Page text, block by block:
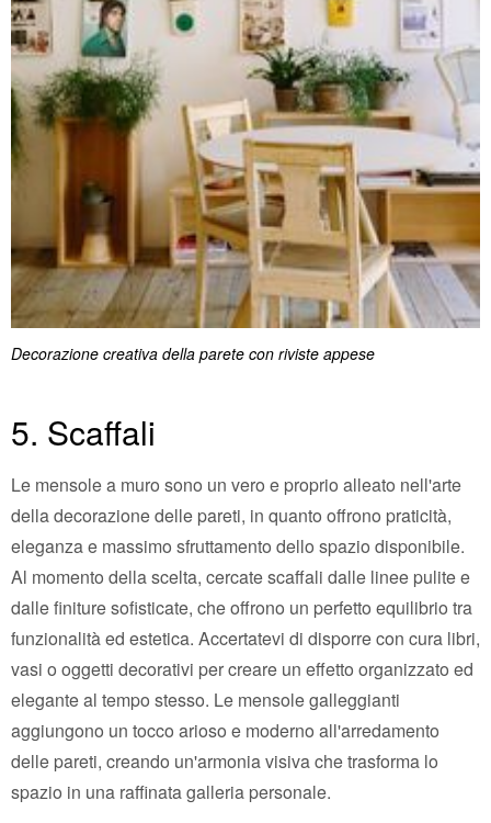
Decorazione creativa della parete con riviste appese
5. Scaffali
Le mensole a muro sono un vero e proprio alleato nell'arte
della decorazione delle pareti, in quanto offrono praticità,
eleganza e massimo sfruttamento dello spazio disponibile.
Al momento della scelta, cercate scaffali dalle linee pulite e
dalle finiture sofisticate, che offrono un perfetto equilibrio tra
funzionalità ed estetica. Accertatevi di disporre con cura libri,
vasi o oggetti decorativi per creare un effetto organizzato ed
elegante al tempo stesso. Le mensole galleggianti
aggiungono un tocco arioso e moderno all'arredamento
delle pareti, creando un'armonia visiva che trasforma lo
spazio in una raffinata galleria personale.